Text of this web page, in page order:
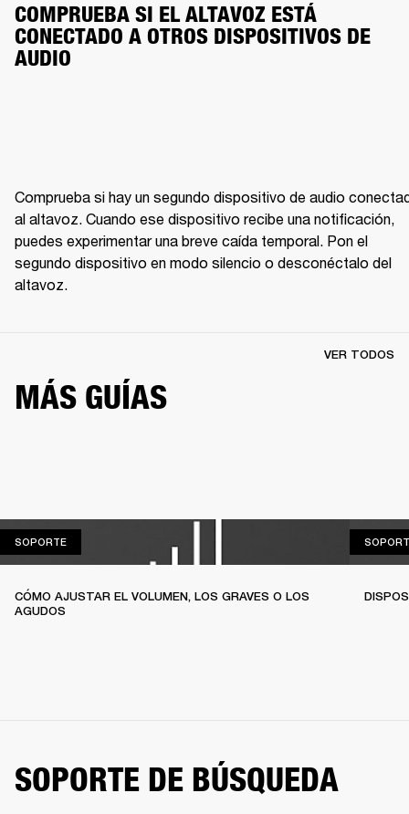
COMPRUEBA SI EL ALTAVOZ ESTÁ
CONECTADO A OTROS DISPOSITIVOS DE
AUDIO
Comprueba si hay un segundo dispositivo de audio
al altavoz. Cuando ese dispositivo recibe una notificación,
puedes experimentar una breve caída temporal. Pon el
segundo dispositivo en modo silencio o desconéctalo del
altavoz.
MÁS GUÍAS
VER TODOS
SOPORTESOPORTE
CÓMO AJUSTAR EL VOLUMEN, LOS GRAVES O LOS
AGUDOS
SOPORTE DE BÚSQUEDA